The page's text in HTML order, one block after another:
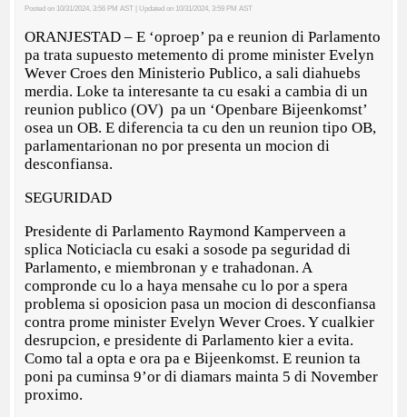
Posted on 10/31/2024, 3:56 PM AST | Updated on 10/31/2024, 3:59 PM AST
ORANJESTAD – E ‘oproep’ pa e reunion di Parlamento
pa trata supuesto metemento di prome minister Evelyn
Wever Croes den Ministerio Publico, a sali diahuebs
merdia. Loke ta interesante ta cu esaki a cambia di un
reunion publico (OV) pa un ‘Openbare Bijeenkomst’
osea un OB. E diferencia ta cu den un reunion tipo OB,
parlamentarionan no por presenta un mocion di
desconfiansa.
SEGURIDAD
Presidente di Parlamento Raymond Kamperveen a
splica Noticiacla cu esaki a sosode pa seguridad di
Parlamento, e miembronan y e trahadonan. A
compronde cu lo a haya mensahe cu lo por a spera
problema si oposicion pasa un mocion di desconfiansa
contra prome minister Evelyn Wever Croes. Y cualkier
desrupcion, e presidente di Parlamento kier a evita.
Como tal a opta e ora pa e Bijeenkomst. E reunion ta
poni pa cuminsa 9’or di diamars mainta 5 di November
proximo.